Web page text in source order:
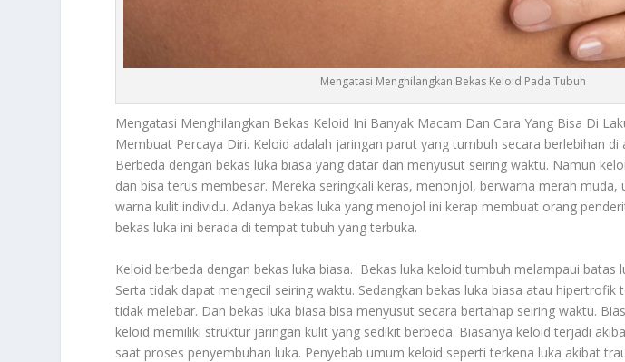
Mengatasi Menghilangkan Bekas Keloid Pada Tubuh
Mengatasi Menghilangkan Bekas Keloid Ini Banyak Macam Dan Cara Yang Bisa Di
Membuat Percaya Diri. Keloid adalah jaringan parut yang tumbuh secara berlebihan di
Berbeda dengan bekas luka biasa yang datar dan menyusut seiring waktu. Namun
dan bisa terus membesar. Mereka seringkali keras, menonjol, berwarna merah
warna kulit individu. Adanya bekas luka yang menojol ini kerap membuat orang
bekas luka ini berada di tempat tubuh yang terbuka.
Keloid berbeda dengan bekas luka biasa. Bekas luka keloid tumbuh melampaui batas
Serta tidak dapat mengecil seiring waktu. Sedangkan bekas luka biasa atau hipertrofik
tidak melebar. Dan bekas luka biasa bisa menyusut secara bertahap seiring waktu.
keloid memiliki struktur jaringan kulit yang sedikit berbeda. Biasanya keloid terjadi
saat proses penyembuhan luka. Penyebab umum keloid seperti terkena luka akibat